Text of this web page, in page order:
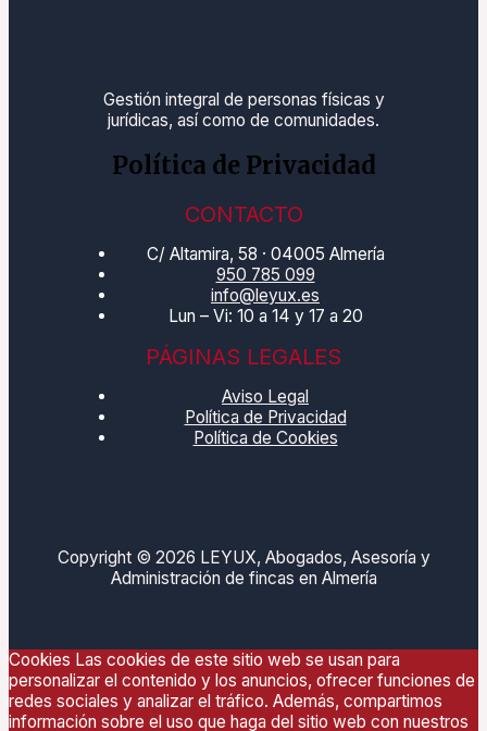
Gestión integral de personas físicas y
jurídicas, así como de comunidades.
Política de Privacidad
CONTACTO
C/ Altamira, 58 · 04005 Almería
950 785 099
info@leyux.es
Lun – Vi: 10 a 14 y 17 a 20
PÁGINAS LEGALES
Aviso Legal
Política de Privacidad
Política de Cookies
Copyright © 2026 LEYUX, Abogados, Asesoría y
Administración de fincas en Almería
Cookies Las cookies de este sitio web se usan para
personalizar el contenido y los anuncios, ofrecer funciones de
redes sociales y analizar el tráfico. Además, compartimos
información sobre el uso que haga del sitio web con nuestros